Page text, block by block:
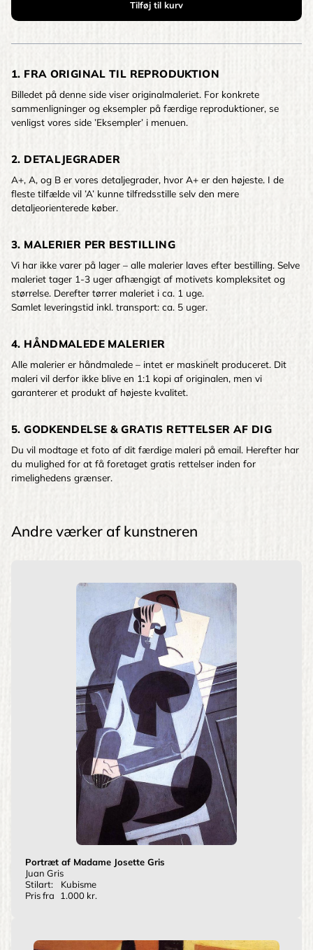
1. FRA ORIGINAL TIL REPRODUKTION
Billedet på denne side viser originalmaleriet. For konkrete
sammenligninger og eksempler på færdige reproduktioner, se
venligst vores side ’Eksempler’ i menuen.
2. DETALJEGRADER
A+, A, og B er vores detaljegrader, hvor A+ er den højeste. I de
fleste tilfælde vil ’A’ kunne tilfredsstille selv den mere
detaljeorienterede køber.
3. MALERIER PER BESTILLING
Vi har ikke varer på lager – alle malerier laves efter bestilling. Selve
maleriet tager 1-3 uger afhængigt af motivets kompleksitet og
størrelse. Derefter tørrer maleriet i ca. 1 uge.
Samlet leveringstid inkl. transport: ca. 5 uger.
4. HÅNDMALEDE MALERIER
Alle malerier er håndmalede – intet er maskinelt produceret. Dit
maleri vil derfor ikke blive en 1:1 kopi af originalen, men vi
garanterer et produkt af højeste kvalitet.
5. GODKENDELSE & GRATIS RETTELSER AF DIG
Du vil modtage et foto af dit færdige maleri på email. Herefter har
du mulighed for at få foretaget gratis rettelser inden for
rimelighedens grænser.
Andre værker af kunstneren
Portræt af Madame Josette Gris
Juan Gris
Stilart:
Kubisme
Pris fra
1.000 kr.